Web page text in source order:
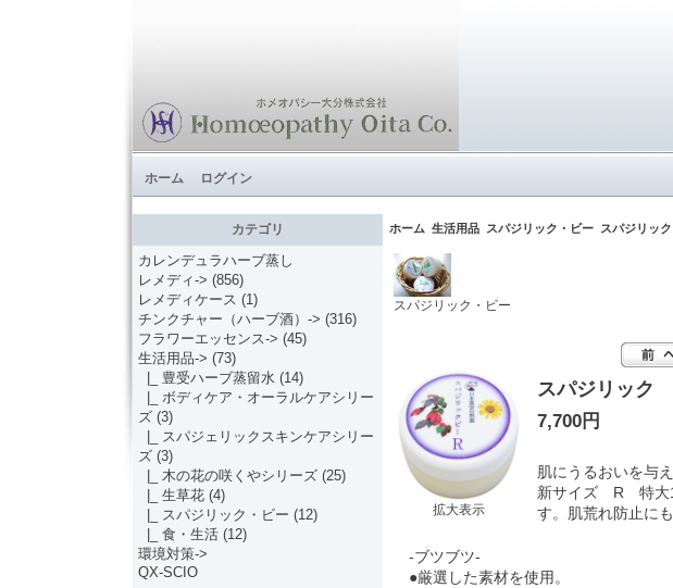
ホーム ログイン
カテゴリ
カレンデュラハーブ蒸し
レメディ-> (856)
レメディケース (1)
チンクチャー（ハーブ酒）-> (316)
フラワーエッセンス-> (45)
生活用品-> (73)
|_ 豊受ハーブ蒸留水 (14)
|_ ボディケア・オーラルケアシリー
ズ (3)
|_ スパジェリックスキンケアシリー
ズ (3)
|_ 木の花の咲くやシリーズ (25)
|_ 生草花 (4)
|_ スパジリック・ビー (12)
|_ 食・生活 (12)
環境対策->
QX-SCIO
ホーム 生活用品 スパジリック・ビースパジリッ
スパジリック・ビー
拡大表示
スパジリック
7,700円
肌にうるおいを与
新サイズ R 特大
す。肌荒れ防止にも
-ブツブツ-
●厳選した素材を使用。